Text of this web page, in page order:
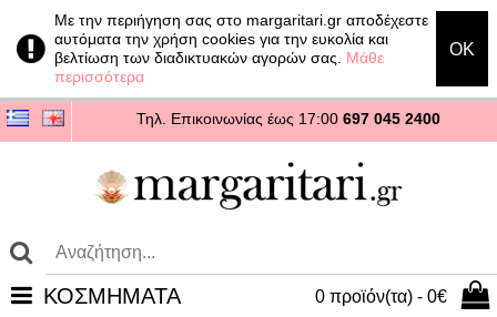
Με την περιήγηση σας στο margaritari.gr αποδέχεστε
αυτόματα την χρήση cookies για την ευκολία και
βελτίωση των διαδικτυακών αγορών σας. Μάθε
περισσότερα
OK
Τηλ. Επικοινωνίας έως 17:00 697 045 2400
0 προϊόν(τα) - 0€
ΚΟΣΜΗΜΑΤΑ